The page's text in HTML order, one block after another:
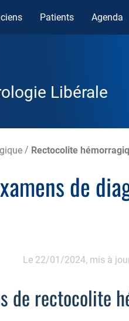
Patients Agenda
Libérale
/ Rectocolite
de
Le 22/01/2024, mis à
de rectocolite